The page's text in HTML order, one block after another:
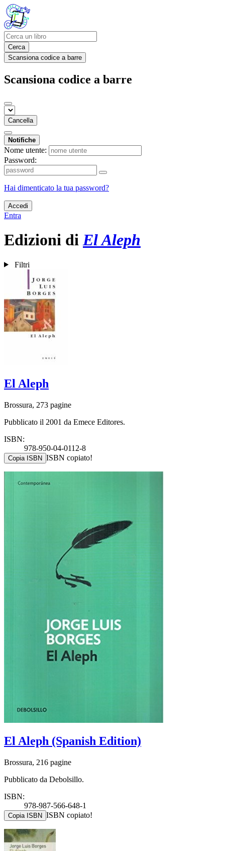
Cerca
Scansiona codice a barre
Scansiona codice a barre
Cancella
Notifiche
Nome utente:
Password:
Hai dimenticato la tua password?
Accedi
Entra
Edizioni diEl Aleph
Filtri
El Aleph
Brossura, 273 pagine
Pubblicato il 2001 da Emece Editores.
ISBN:
978-950-04-0112-8
Copia ISBN ISBN copiato!
El Aleph (Spanish Edition)
Brossura, 216 pagine
Pubblicato da Debolsillo.
ISBN:
978-987-566-648-1
Copia ISBN ISBN copiato!